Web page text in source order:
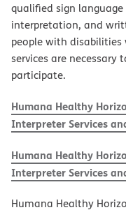
qualified sign
interpretation, and
people with
services are
participate.
Humana Healthy
Interpreter Services
Humana Healthy
Interpreter Services
Humana Healthy